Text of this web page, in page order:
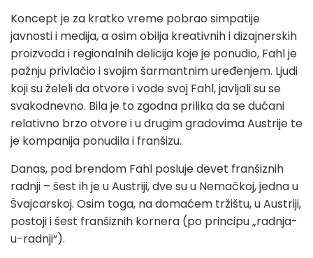
Koncept je za kratko vreme pobrao simpatije
javnosti i medija, a osim obilja kreativnih i dizajnerskih
proizvoda i regionalnih delicija koje je ponudio, Fahl je
pažnju privlačio i svojim šarmantnim uređenjem. Ljudi
koji su želeli da otvore i vode svoj Fahl, javljali su se
svakodnevno. Bila je to zgodna prilika da se dućani
relativno brzo otvore i u drugim gradovima Austrije te
je kompanija ponudila i franšizu.
Danas, pod brendom Fahl posluje devet franšiznih
radnji – šest ih je u Austriji, dve su u Nemačkoj, jedna u
Švajcarskoj. Osim toga, na domaćem tržištu, u Austriji,
postoji i šest franšiznih kornera (po principu „radnja-
u-radnji“).